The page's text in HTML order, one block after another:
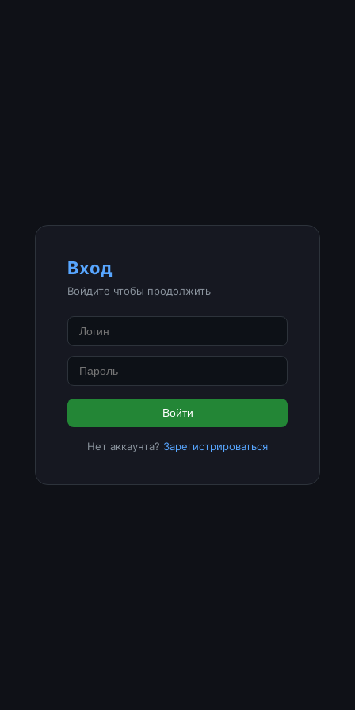
Вход
Войдите чтобы продолжить
Войти
Нет аккаунта? Зарегистрироваться